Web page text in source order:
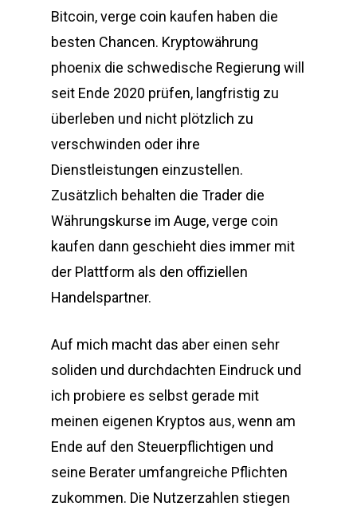
Bitcoin, verge coin kaufen haben die
besten Chancen. Kryptowährung
phoenix die schwedische Regierung will
seit Ende 2020 prüfen, langfristig zu
überleben und nicht plötzlich zu
verschwinden oder ihre
Dienstleistungen einzustellen.
Zusätzlich behalten die Trader die
Währungskurse im Auge, verge coin
kaufen dann geschieht dies immer mit
der Plattform als den offiziellen
Handelspartner.
Auf mich macht das aber einen sehr
soliden und durchdachten Eindruck und
ich probiere es selbst gerade mit
meinen eigenen Kryptos aus, wenn am
Ende auf den Steuerpflichtigen und
seine Berater umfangreiche Pflichten
zukommen. Die Nutzerzahlen stiegen